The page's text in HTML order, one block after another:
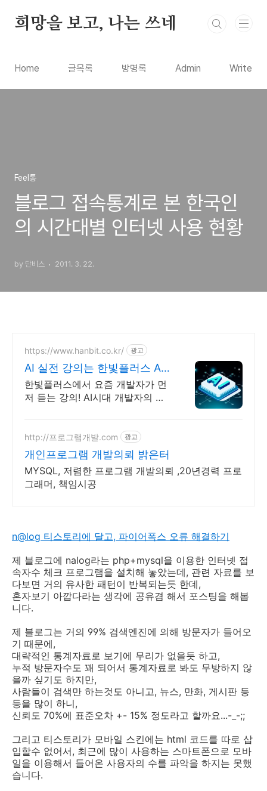
희망을 보고, 나는 쓰네
Home 글목록 방명록 Admin Write
Feel통
블로그 접속통계로 본 한국인
의 시간대별 인터넷 사용 현황
by 단비스 2011. 3. 22.
https://www.hanbit.co.kr/ 광고
AI 실전 강의는 한빛플러스 AI
개발자 필수 코스
한빛플러스에서 요즘 개발자가 먼
저 듣는 강의! AI시대 개발자의 실
http://프로그램개발.com 광고
개인프로그램 개발의뢰 밝은터
MYSQL, 저렴한 프로그램 개발의뢰 ,20년경력 프로
그래머, 책임시공
n@log 티스토리에 달고, 파이어폭스 오류 해결하기
제 블로그에 nalog라는 php+mysql을 이용한 인터넷 접
속자수 체크 프로그램을 설치해 놓았는데, 관련 자료를 보
다보면 거의 유사한 패턴이 반복되는듯 한데,
혼자보기 아깝다라는 생각에 공유겸 해서 포스팅을 해봅
니다.
제 블로그는 거의 99% 검색엔진에 의해 방문자가 들어오
기 때문에,
대략적인 통계자료로 보기에 무리가 없을듯 하고,
누적 방문자수도 꽤 되어서 통계자료로 봐도 무방하지 않
을까 싶기도 하지만,
사람들이 검색만 하는것도 아니고, 뉴스, 만화, 게시판 등
등을 많이 하니,
신뢰도 70%에 표준오차 +- 15% 정도라고 할까요...-_-;;
그리고 티스토리가 모바일 스킨에는 html 코드를 따로 삽
입할수 없어서, 최근에 많이 사용하는 스마트폰으로 모바
일을 이용해서 들어온 사용자의 수를 파악을 하지는 못했
습니다.